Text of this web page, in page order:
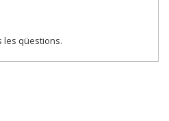
les qüestions.